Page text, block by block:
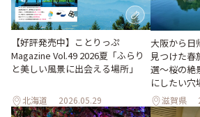
【好評発売中】ことりっぷ
Magazine Vol.49 2026夏「ふらり
と美しい風景に出会える場所」
北海道 2026.05.29
大阪から日
見つけた春
選～桜の絶
にしたい穴
滋賀県